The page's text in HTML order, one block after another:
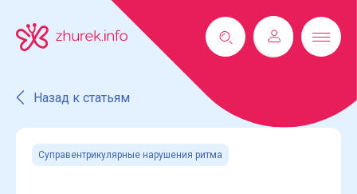
Назад к статьям
Суправентрикулярные нарушения ритма